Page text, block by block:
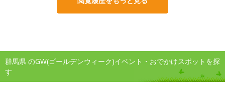
群馬県 のGW(ゴールデンウィーク)イベント・おでかけスポットを探
す